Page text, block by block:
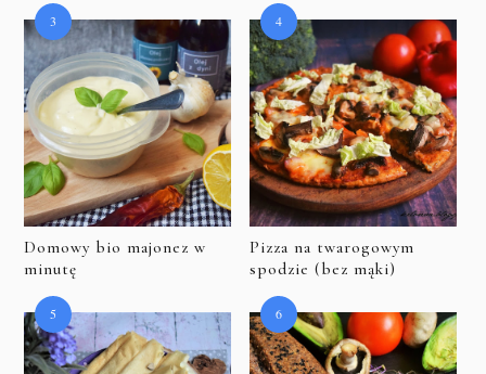
Domowy bio majonez w
minutę
Pizza na twarogowym
spodzie (bez mąki)